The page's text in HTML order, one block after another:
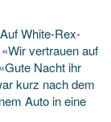
White-Rex-
vertrauen auf
Nacht ihr
kurz nach dem
Auto in eine